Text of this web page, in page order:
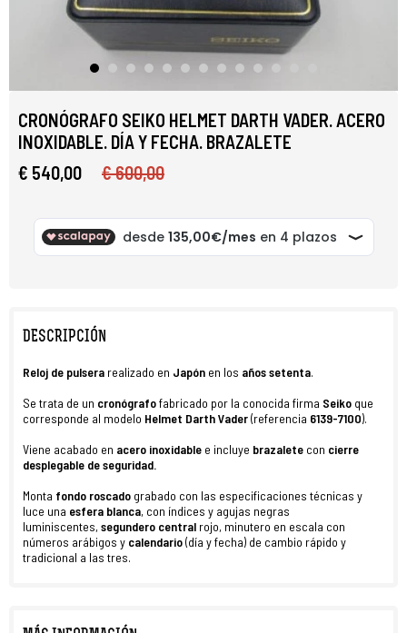
CRONÓGRAFO SEIKO HELMET DARTH VADER. ACERO
INOXIDABLE. DÍA Y FECHA. BRAZALETE
€ 540,00
€ 600,00
DESCRIPCIÓN
Reloj de pulsera realizado en Japón en los años setenta.
Se trata de un cronógrafofabricado por la conocida firma Seiko que
corresponde al modelo Helmet Darth Vader(referencia 6139-7100).
Viene acabado en acero inoxidable e incluye brazalete con cierre
desplegable de seguridad.
Monta fondo roscado grabado con las especificaciones técnicas y
luce una esfera blanca, con índices y agujas negras
luminiscentes, segundero central rojo, minutero en escala con
números arábigos y calendario(día y fecha) de cambio rápido y
tradicional a las tres.